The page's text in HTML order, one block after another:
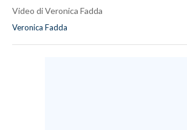
Video di Veronica Fadda
Veronica Fadda